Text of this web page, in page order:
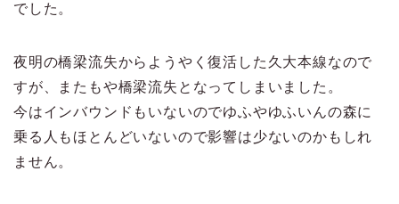
でした。
夜明の橋梁流失からようやく復活した久大本線なので
すが、またもや橋梁流失となってしまいました。
今はインバウンドもいないのでゆふやゆふいんの森に
乗る人もほとんどいないので影響は少ないのかもしれ
ません。